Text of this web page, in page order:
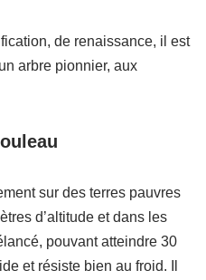
de renaissance, il est
arbre pionnier, aux
sur des terres pauvres
d’altitude et dans les
pouvant atteindre 30
et résiste bien au froid. Il